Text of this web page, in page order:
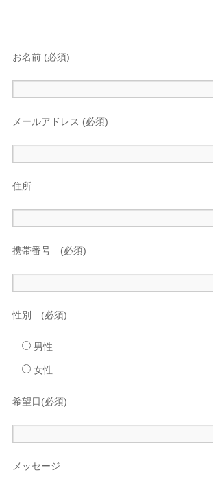
お名前 (必須)
メールアドレス (必須)
住所
携帯番号 (必須)
性別 (必須)
男性
女性
希望日(必須)
メッセージ